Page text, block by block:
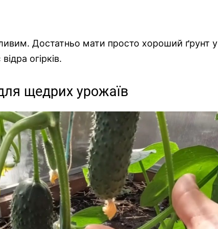
Достатньо мати просто хороший ґрунт у
огірків.
щедрих урожаїв